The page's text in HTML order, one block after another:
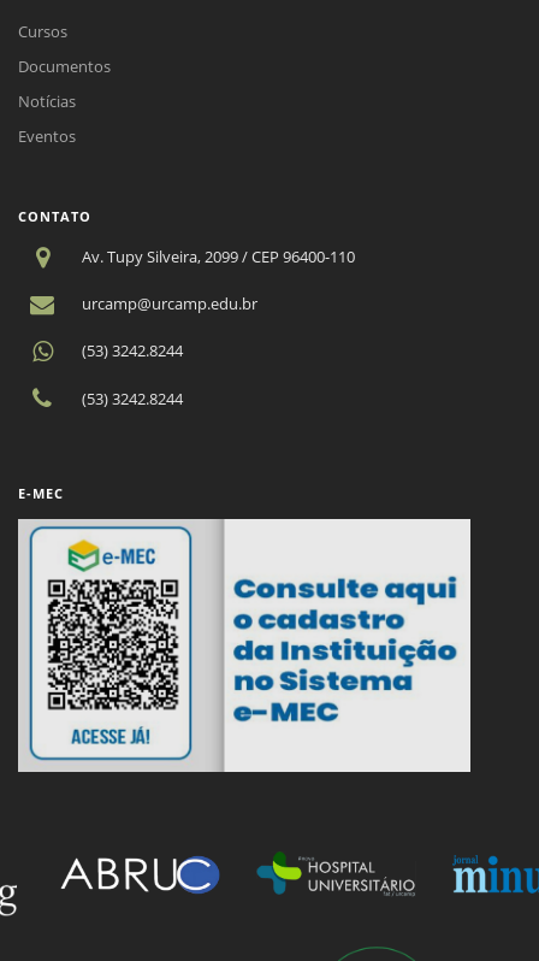
Cursos
Documentos
Notícias
Eventos
CONTATO
Av. Tupy Silveira, 2099 / CEP 96400-110
urcamp@urcamp.edu.br
(53) 3242.8244
(53) 3242.8244
E-MEC